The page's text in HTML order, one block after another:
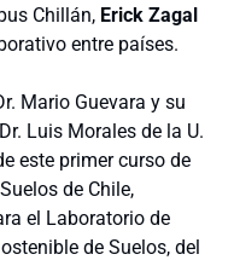
Chillán, Erick Zagal
entre países.
Mario Guevara y su
Luis Morales de la U.
este primer curso de
de Chile,
el Laboratorio de
de Suelos, del